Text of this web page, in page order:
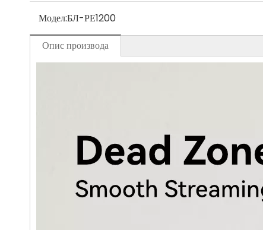
Модел:БЛ-РЕ1200
Опис производа